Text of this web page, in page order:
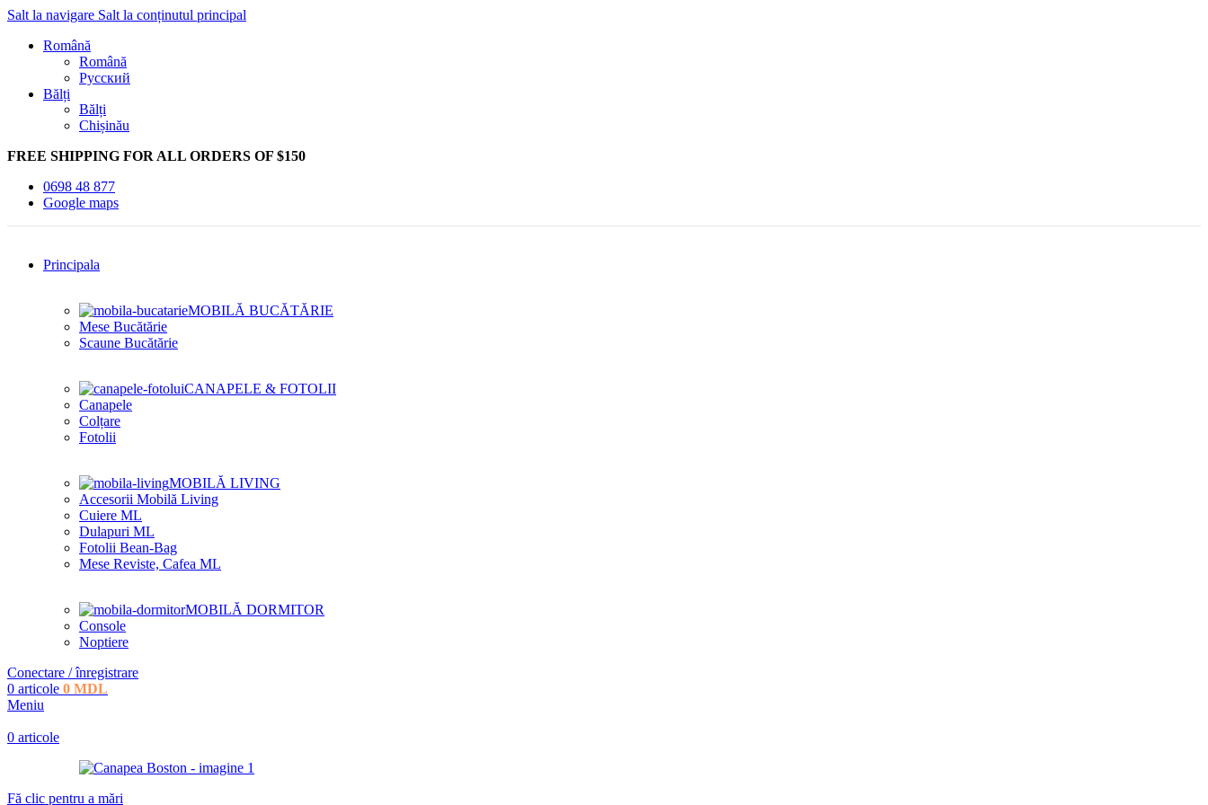
Salt la navigare Salt la conținutul principal
Română
Română
Русский
Bălți
Bălți
Chișinău
FREE SHIPPING FOR ALL ORDERS OF $150
0698 48 877
Google maps
Principala
MOBILĂ BUCĂTĂRIE
Mese Bucătărie
Scaune Bucătărie
CANAPELE & FOTOLII
Canapele
Colțare
Fotolii
MOBILĂ LIVING
Accesorii Mobilă Living
Cuiere ML
Dulapuri ML
Fotolii Bean-Bag
Mese Reviste, Cafea ML
MOBILĂ DORMITOR
Console
Noptiere
Conectare / înregistrare
0 articole 0 MDL
Meniu
0 articole
Fă clic pentru a mări